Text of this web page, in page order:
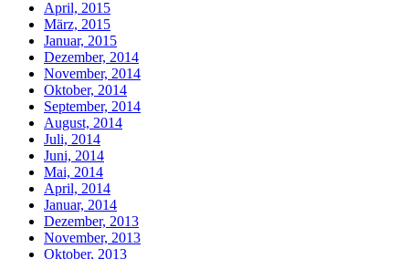
April, 2015
März, 2015
Januar, 2015
Dezember, 2014
November, 2014
Oktober, 2014
September, 2014
August, 2014
Juli, 2014
Juni, 2014
Mai, 2014
April, 2014
Januar, 2014
Dezember, 2013
November, 2013
Oktober, 2013